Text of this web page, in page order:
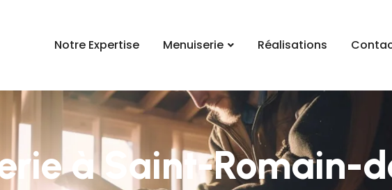
Notre Expertise Menuiserie Réalisations
à Saint-Romain-